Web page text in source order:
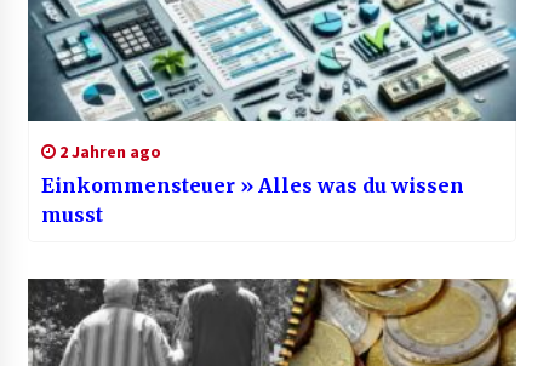
2 Jahren ago
Einkommensteuer » Alles was du wissen
musst